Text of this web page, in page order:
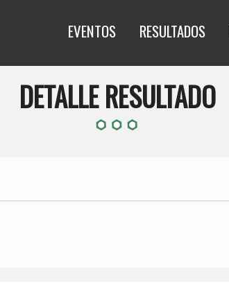
EVENTOS RESULTADOS
DETALLE RESULTADO